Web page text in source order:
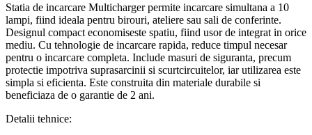
Statia de incarcare Multicharger permite incarcare simultana a 10
lampi, fiind ideala pentru birouri, ateliere sau sali de conferinte.
Designul compact economiseste spatiu, fiind usor de integrat in orice
mediu. Cu tehnologie de incarcare rapida, reduce timpul necesar
pentru o incarcare completa. Include masuri de siguranta, precum
protectie impotriva suprasarcinii si scurtcircuitelor, iar utilizarea este
simpla si eficienta. Este construita din materiale durabile si
beneficiaza de o garantie de 2 ani.
Detalii tehnice: